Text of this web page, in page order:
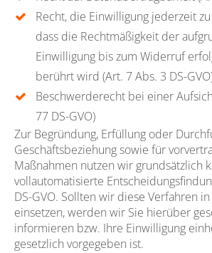
Recht, die Einwilligung jederzeit
dass die Rechtmäßigkeit der
Einwilligung bis zum Widerruf
berührt wird (Art. 7 Abs. 3 DS-
Beschwerderecht bei einer
77 DS-GVO)
Zur Begründung, Erfüllung oder
Geschäftsbeziehung sowie für
Maßnahmen nutzen wir grundsätzlich
vollautomatisierte
DS-GVO. Sollten wir diese Verfahren
einsetzen, werden wir Sie hierüber
informieren bzw. Ihre Einwilligung
gesetzlich vorgegeben ist.